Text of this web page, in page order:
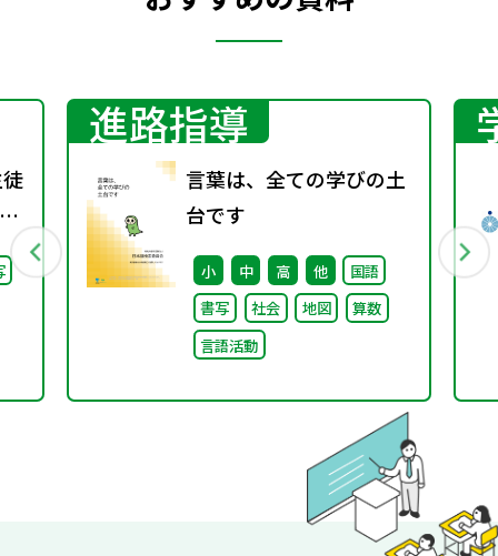
進路指導
言葉は、全ての学びの土
台です
小 中 高 他
国語
書写
社会 地図
算数
言語活動